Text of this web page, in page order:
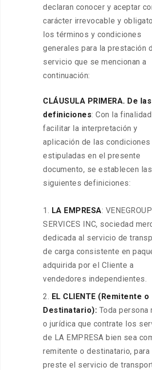
declaran conocer y aceptar
carácter irrevocable y
los términos y condiciones
generales para la prestación
servicio que se mencionan a
continuación:
CLÁUSULA PRIMERA. De las
definiciones: Con la
facilitar la interpretación y
aplicación de las condiciones
estipuladas en el presente
documento, se establecen las
siguientes definiciones:
LA EMPRESA: VENEGROUP
SERVICES INC, sociedad
dedicada al servicio de
de carga consistente en
adquirida por el Cliente a
vendedores independientes.
EL CLIENTE (Remitente o
Destinatario): Toda persona
o jurídica que contrate los
de LA EMPRESA bien sea
remitente o destinatario, para
preste el servicio de